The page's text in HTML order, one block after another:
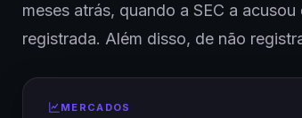
meses atrás, quando a SEC a
registrada. Além disso, de não
MERCADOS